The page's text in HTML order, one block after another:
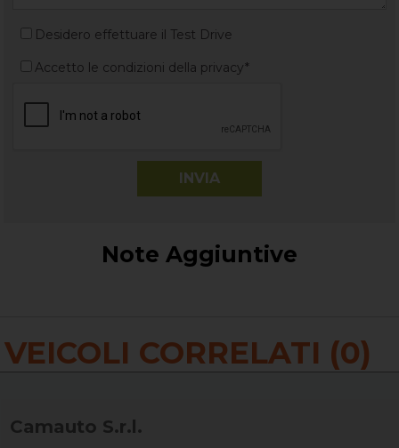
Desidero effettuare il Test Drive
Accetto le condizioni della privacy*
Note Aggiuntive
VEICOLI CORRELATI (0)
Camauto S.r.l.